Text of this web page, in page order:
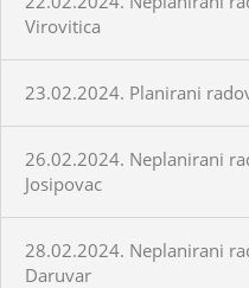
Virovitica
23.02.2024. Planirani
26.02.2024. Neplanirani
Josipovac
28.02.2024. Neplanirani
Daruvar